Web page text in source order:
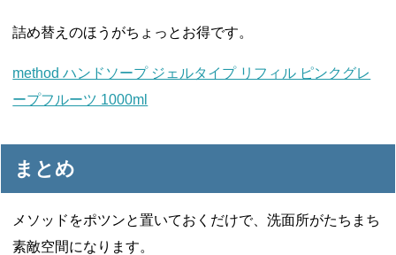
詰め替えのほうがちょっとお得です。
method ハンドソープ ジェルタイプ リフィル ピンクグレ
ープフルーツ 1000ml
まとめ
メソッドをポツンと置いておくだけで、洗面所がたちまち
素敵空間になります。